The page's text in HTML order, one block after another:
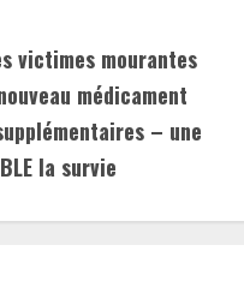
victimes mourantes
médicament
– une
la survie